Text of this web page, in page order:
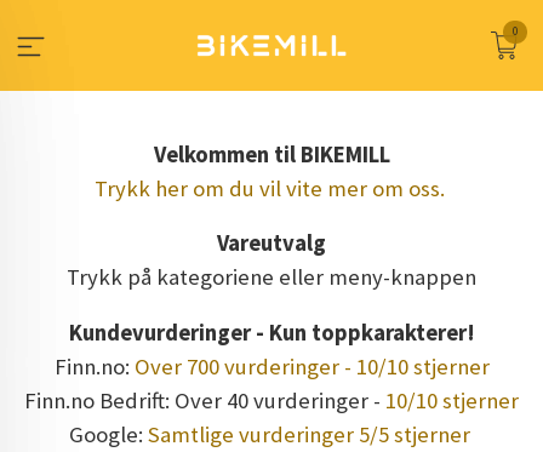
innholdet
0
Velkommen til BIKEMILL
Trykk her om du vil vite mer om oss.
Vareutvalg
Trykk på kategoriene eller meny-knappen
Kundevurderinger - Kun toppkarakterer!
Finn.no: Over 700 vurderinger - 10/10 stjerner
Finn.no Bedrift: Over 40 vurderinger - 10/10 stjerner
Google: Samtlige vurderinger 5/5 stjerner